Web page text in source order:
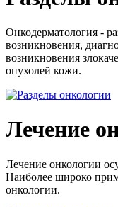
Онкодерматология -
возникновения,
возникновения
опухолей кожи.
Лечение
Лечение онкологии
Наиболее широко
онкологии.